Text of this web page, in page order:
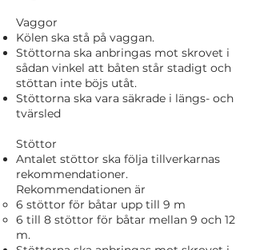
Vaggor
Kölen ska stå på vaggan.
Stöttorna ska anbringas mot skrovet i
sådan vinkel att båten står stadigt och
stöttan inte böjs utåt.
Stöttorna ska vara säkrade i längs- och
tvärsled
Stöttor
Antalet stöttor ska följa tillverkarnas
rekommendationer.
Rekommendationen är
6 stöttor för båtar upp till 9 m
6 till 8 stöttor för båtar mellan 9 och 12
m.